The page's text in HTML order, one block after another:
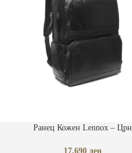
ПРОЧИТАЈ ПОВЕЌЕ
Ранец Кожен Lennox – Црн
17,690 ден